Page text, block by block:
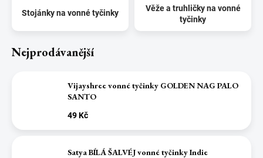
Stojánky na vonné tyčinky
Věže a truhličky na vonné
tyčinky
Nejprodávanější
Vijayshree vonné tyčinky GOLDEN NAG PALO
SANTO
49 Kč
Satya BÍLÁ ŠALVÉJ vonné tyčinky Indie